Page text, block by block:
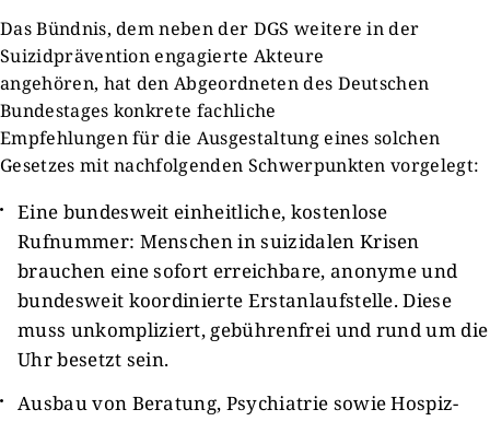
Das Bündnis, dem neben der DGS weitere in der
Suizidprävention engagierte Akteure
angehören, hat den Abgeordneten des Deutschen
Bundestages konkrete fachliche
Empfehlungen für die Ausgestaltung eines solchen
Gesetzes mit nachfolgenden Schwerpunkten vorgelegt:
Eine bundesweit einheitliche, kostenlose
Rufnummer: Menschen in suizidalen Krisen
brauchen eine sofort erreichbare, anonyme und
bundesweit koordinierte Erstanlaufstelle. Diese
muss unkompliziert, gebührenfrei und rund um die
Uhr besetzt sein.
Ausbau von Beratung, Psychiatrie sowie Hospiz-